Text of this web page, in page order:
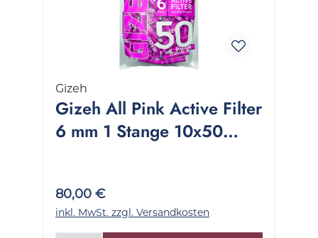
Gizeh
Gizeh All Pink Active Filter
6 mm 1 Stange 10x50
80,00 €
inkl. MwSt. zzgl. Versandkosten